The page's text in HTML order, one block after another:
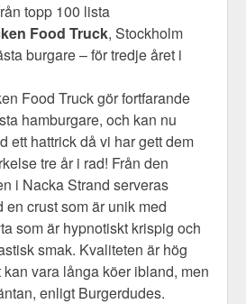
topp 100 lista
Food Truck, Stockholm
burgare – för tredje året i
Food Truck gör fortfarande
hamburgare, och kan nu
ett hattrick då vi har gett dem
tre år i rad! Från den
i Nacka Strand serveras
en crust som är unik med
som är hypnotiskt krispig och
smak. Kvaliteten är hög
vara långa köer ibland, men
enligt Burgerdudes.